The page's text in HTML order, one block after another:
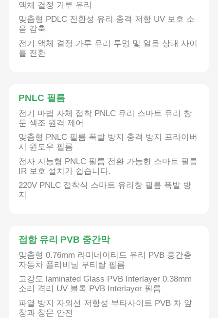
홈
제품 소개
공장 투어
품질 관리
연락처
액체 결정 가루 유리
맞춤형 PDLC 전환성 유리 충격 저항 UV 보호 소
음 감축
전기 액체 결정 가루 유리 투명 및 얼음 상태 사이
를 전환
PNLC 필름
전기 마법 자체 접착 PNLC 유리 스마트 유리 창
문 색조 원격 제어
맞춤형 PNLC 필름 폭발 방지 충격 방지 프라이버
시 윈도우 필름
전자 지능형 PNLC 필름 전환 가능한 스마트 필름
IR 보호 설치가 쉽습니다.
220V PNLC 접착식 스마트 유리창 필름 폭발 방
지
접합 유리 PVB 중간막
맞춤형 0.76mm 라미네이티드 유리 PVB 중간층
자동차 폴리비닐 부티랄 필름
고강도 laminated Glass PVB Interlayer 0.38mm
소리 격리 UV 블록 PVB Interlayer 필름
파열 방지 자외선 저항성 부타사이트 PVB 차 앞
창과 창문 안전